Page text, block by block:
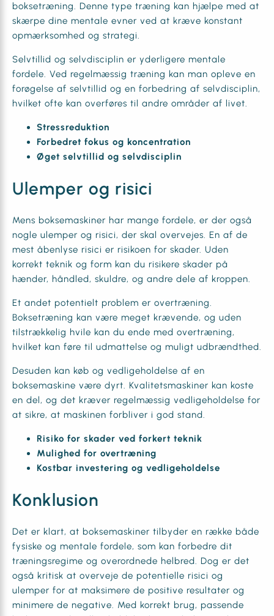
boksetræning. Denne type træning kan hjælpe med at
skærpe dine mentale evner ved at kræve konstant
opmærksomhed og strategi.
Selvtillid og selvdisciplin er yderligere mentale
fordele. Ved regelmæssig træning kan man opleve en
forøgelse af selvtillid og en forbedring af selvdisciplin,
hvilket ofte kan overføres til andre områder af livet.
Stressreduktion
Forbedret fokus og koncentration
Øget selvtillid og selvdisciplin
Ulemper og risici
Mens boksemaskiner har mange fordele, er der også
nogle ulemper og risici, der skal overvejes. En af de
mest åbenlyse risici er risikoen for skader. Uden
korrekt teknik og form kan du risikere skader på
hænder, håndled, skuldre, og andre dele af kroppen.
Et andet potentielt problem er overtræning.
Boksetræning kan være meget krævende, og uden
tilstrækkelig hvile kan du ende med overtræning,
hvilket kan føre til udmattelse og muligt udbrændthed.
Desuden kan køb og vedligeholdelse af en
boksemaskine være dyrt. Kvalitetsmaskiner kan koste
en del, og det kræver regelmæssig vedligeholdelse for
at sikre, at maskinen forbliver i god stand.
Risiko for skader ved forkert teknik
Mulighed for overtræning
Kostbar investering og vedligeholdelse
Konklusion
Det er klart, at boksemaskiner tilbyder en række både
fysiske og mentale fordele, som kan forbedre dit
træningsregime og overordnede helbred. Dog er det
også kritisk at overveje de potentielle risici og
ulemper for at maksimere de positive resultater og
minimere de negative. Med korrekt brug, passende